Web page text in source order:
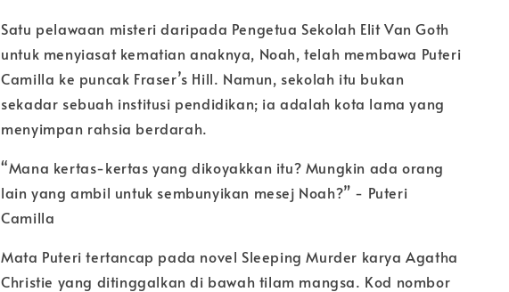
Satu pelawaan misteri daripada Pengetua Sekolah Elit Van Goth
untuk menyiasat kematian anaknya, Noah, telah membawa Puteri
Camilla ke puncak Fraser’s Hill. Namun, sekolah itu bukan
sekadar sebuah institusi pendidikan; ia adalah kota lama yang
menyimpan rahsia berdarah.
“Mana kertas-kertas yang dikoyakkan itu? Mungkin ada orang
lain yang ambil untuk sembunyikan mesej Noah?” - Puteri
Camilla
Mata Puteri tertancap pada novel Sleeping Murder karya Agatha
Christie yang ditinggalkan di bawah tilam mangsa. Kod nombor